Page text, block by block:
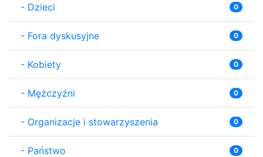
- Dzieci 0
- Fora dyskusyjne 0
- Kobiety 0
- Mężczyźni 0
- Organizacje i stowarzyszenia 0
- Państwo 0